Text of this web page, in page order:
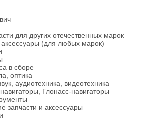
для других отечественных марок
аксессуары (для любых марок)
в сборе
оптика
аудиотехника, видеотехника
Глонасс-навигаторы
запчасти и аксессуары